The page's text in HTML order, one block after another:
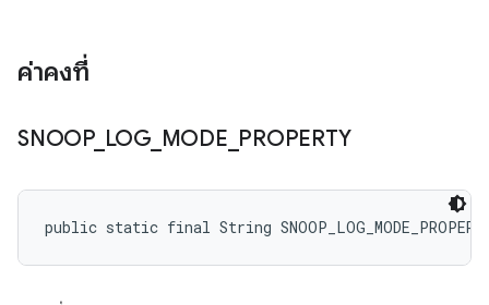
ค่าคงที่
SNOOP_ LOG_ MODE PROPERTY
public static final String